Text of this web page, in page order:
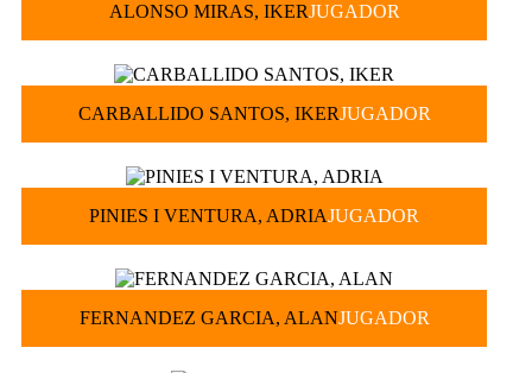
ALONSO MIRAS, IKERJUGADOR
CARBALLIDO SANTOS, IKERJUGADOR
PINIES I VENTURA, ADRIAJUGADOR
FERNANDEZ GARCIA, ALANJUGADOR